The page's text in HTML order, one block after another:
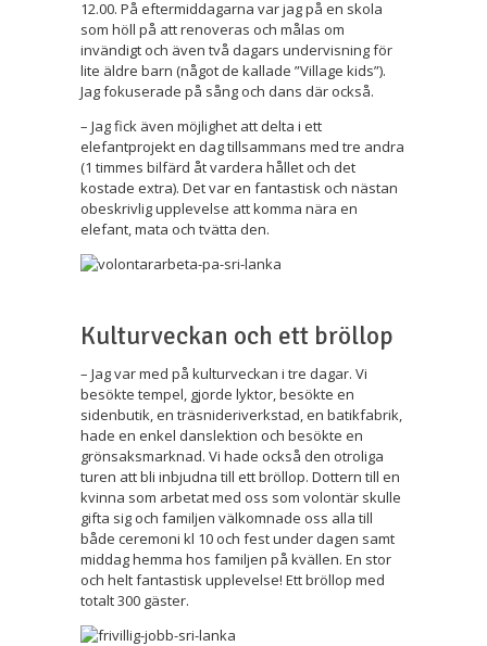
12.00. På eftermiddagarna var jag på en skola
som höll på att renoveras och målas om
invändigt och även två dagars undervisning för
lite äldre barn (något de kallade ”Village kids”).
Jag fokuserade på sång och dans där också.
– Jag fick även möjlighet att delta i ett
elefantprojekt en dag tillsammans med tre andra
(1 timmes bilfärd åt vardera hållet och det
kostade extra). Det var en fantastisk och nästan
obeskrivlig upplevelse att komma nära en
elefant, mata och tvätta den.
Kulturveckan och ett bröllop
– Jag var med på kulturveckan i tre dagar. Vi
besökte tempel, gjorde lyktor, besökte en
sidenbutik, en träsnideriverkstad, en batikfabrik,
hade en enkel danslektion och besökte en
grönsaksmarknad. Vi hade också den otroliga
turen att bli inbjudna till ett bröllop. Dottern till en
kvinna som arbetat med oss som volontär skulle
gifta sig och familjen välkomnade oss alla till
både ceremoni kl 10 och fest under dagen samt
middag hemma hos familjen på kvällen. En stor
och helt fantastisk upplevelse! Ett bröllop med
totalt 300 gäster.